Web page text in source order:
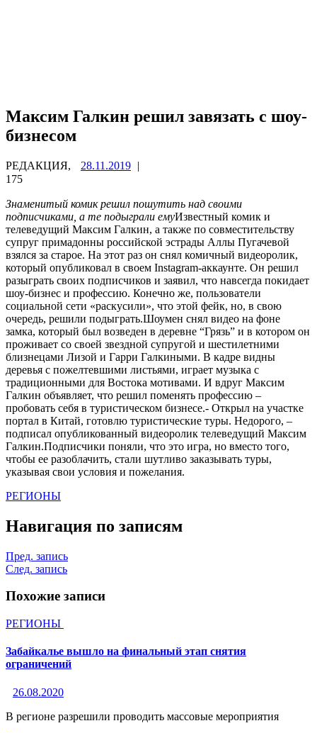
Максим Галкин решил завязать с шоу-
бизнесом
РЕДАКЦИЯ, 28.11.2019 |
175
Знаменитый комик решил пошутить над своими
подписчиками, а те подыграли емуИзвестный комик и
телеведущий Максим Галкин, а также по совместительству
супруг примадонны российской эстрады Аллы Пугачевой
взялся за старое. На этот раз он снял комичный видеоролик,
который опубликовал в своем Instagram-аккаунте. Он решил
разыграть своих подписчиков и заявил, что навсегда покидает
шоу-бизнес и профессию. Конечно же, пользователи
социальной сети «раскусили», что этой фейк, но, в свою
очередь, решили подыграть.Шоумен снял видео на фоне
замка, который был возведен в деревне “Грязь” и в котором он
проживает со своей звездной супругой и шестилетними
близнецами Лизой и Гарри Галкиными. В кадре видны
деревья с пожелтевшими листьями, играет музыка с
традиционными для Востока мотивами. И вдруг Максим
Галкин объявляет, что решил поменять профессию –
пробовать себя в туристическом бизнесе.- Открыл на участке
портал в Китай, готовлю туристические туры. Недорого, –
подписал опубликованный видеоролик телеведущий Максим
Галкин.Подписчики поняли, что это игра, но вместо того,
чтобы ее разоблачить, стали шутливо заказывать туры,
указывая свои условия и пожелания.
РЕГИОНЫ
Навигация по записям
Пред. запись
След. запись
Похожие записи
РЕГИОНЫ
Забайкалье вышло на финальный этап снятия
ограничений
26.08.2020
В регионе разрешили проводить массовые мероприятия